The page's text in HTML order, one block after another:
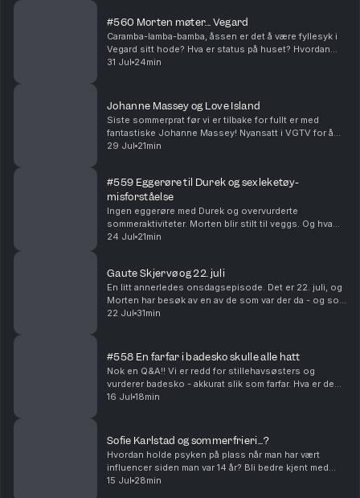
#560 Morten møter... Vegard
Caramba-lamba-bamba, åssen er det å være fyllesyk i
Vegard sitt hode? Hva er status på huset? Hvordan
skal Vegard lage egne juletradisjoner? Produsert av
31 Jul 24min
Johanne Massey og Love Island
Siste sommerprat før vi er tilbake for fullt er med
fantastiske Johanne Massey! Nyansatt i VGTV for å
løfte Love Island til nye høyder. Hvordan hadde
29 Jul 21min
#559 Eggerøre til Durek og sexleketøy-
misforståelse
Ingen eggerøre med Durek og overvurderte
sommeraktiviteter. Morten blir stilt til veggs. Og hva
hvis Vegard egentlig bare har vært en hemmelig agent
24 Jul 21min
Gaute Skjervø og 22. juli
En litt annerledes onsdagsepisode. Det er 22. juli, og
Morten har besøk av en av de som var der da - og som
fremdeles lever med trusler og bekymring. Hvordan
22 Jul 31min
#558 En farfar i badesko skulle alle hatt
Nok en Q&A!! Vi er redd for stillehavsøsters og
vurderer badesko - akkurat slik som farfar. Hva er den
pinligste meldingen vi har sendt feil? Og hvilke
16 Jul 18min
Sofie Karlstad og sommerfrieri...?
Hvordan holde psyken på plass når man har vært
influencer siden man var 14 år? Bli bedre kjent med
Sofie Karlstad i denne sommerpraten! Vi krysser
15 Jul 28min